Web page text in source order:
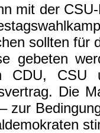
mit der
sollten für
gebeten
CDU,
Die
zur